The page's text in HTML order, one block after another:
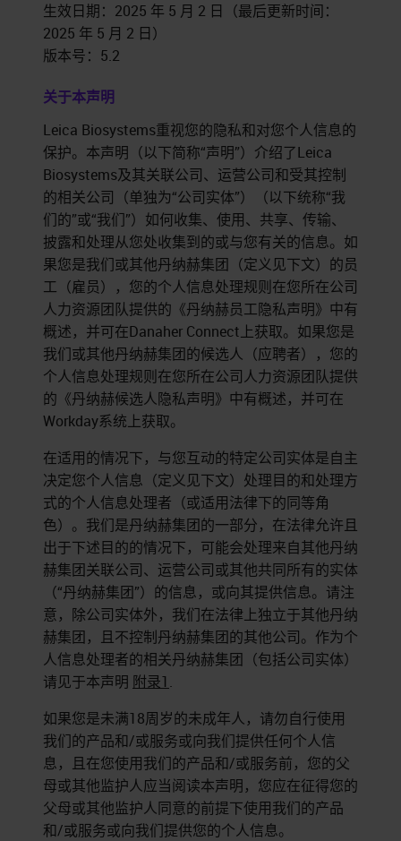
生效日期：2025 年 5 月 2 日（最后更新时间：
2025 年 5 月 2 日）
版本号： 5.2
关于本声明
Leica Biosystems重视您的隐私和对您个人信息的
保护。本声明（以下简称“声明”）介绍了Leica
Biosystems及其关联公司、运营公司和受其控制
的相关公司（单独为“公司实体”）（以下统称“我
们的”或“我们”）如何收集、使用、共享、传输、
披露和处理从您处收集到的或与您有关的信息。如
果您是我们或其他丹纳赫集团（定义见下文）的员
工（雇员），您的个人信息处理规则在您所在公司
人力资源团队提供的《丹纳赫员工隐私声明》中有
概述，并可在Danaher Connect上获取。如果您是
我们或其他丹纳赫集团的候选人（应聘者），您的
个人信息处理规则在您所在公司人力资源团队提供
的《丹纳赫候选人隐私声明》中有概述，并可在
Workday系统上获取。
在适用的情况下，与您互动的特定公司实体是自主
决定您个人信息（定义见下文）处理目的和处理方
式的个人信息处理者（或适用法律下的同等角
色）。我们是丹纳赫集团的一部分，在法律允许且
出于下述目的的情况下，可能会处理来自其他丹纳
赫集团关联公司、运营公司或其他共同所有的实体
（“丹纳赫集团”）的信息，或向其提供信息。请注
意，除公司实体外，我们在法律上独立于其他丹纳
赫集团，且不控制丹纳赫集团的其他公司。作为个
人信息处理者的相关丹纳赫集团（包括公司实体）
请见于本声明 附录1 .
如果您是未满18周岁的未成年人，请勿自行使用
我们的产品和/或服务或向我们提供任何个人信
息，且在您使用我们的产品和/或服务前，您的父
母或其他监护人应当阅读本声明，您应在征得您的
父母或其他监护人同意的前提下使用我们的产品
和/或服务或向我们提供您的个人信息。